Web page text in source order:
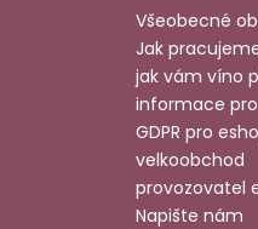
Všeobecné
Jak
jak vám víno
informace
GDPR pro
velkoobchod
provozovatel
Napište nám